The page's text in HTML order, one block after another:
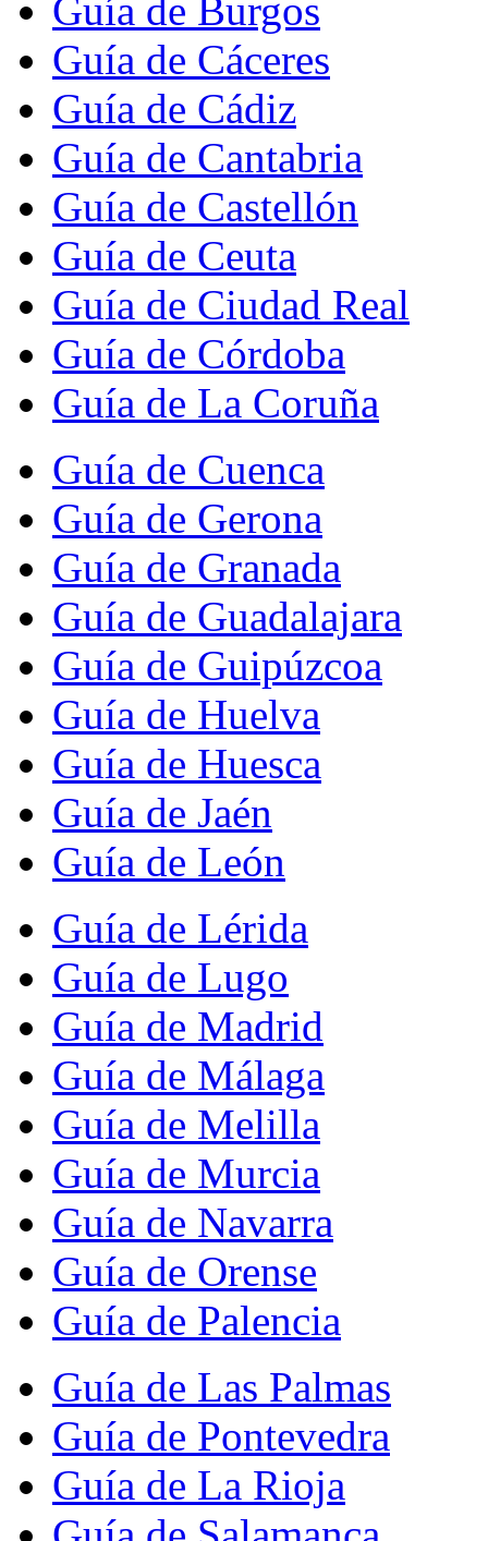
Guía de Burgos
Guía de Cáceres
Guía de Cádiz
Guía de Cantabria
Guía de Castellón
Guía de Ceuta
Guía de Ciudad Real
Guía de Córdoba
Guía de La Coruña
Guía de Cuenca
Guía de Gerona
Guía de Granada
Guía de Guadalajara
Guía de Guipúzcoa
Guía de Huelva
Guía de Huesca
Guía de Jaén
Guía de León
Guía de Lérida
Guía de Lugo
Guía de Madrid
Guía de Málaga
Guía de Melilla
Guía de Murcia
Guía de Navarra
Guía de Orense
Guía de Palencia
Guía de Las Palmas
Guía de Pontevedra
Guía de La Rioja